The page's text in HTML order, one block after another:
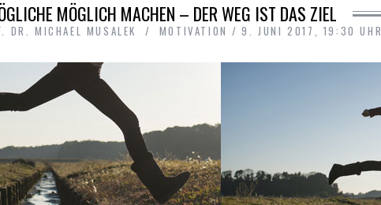
MÖGLICH MACHEN – DER WEG IST DAS ZIEL
DR. MICHAEL MUSALEK MOTIVATION 9. JUNI 2017, 19:30 UHR